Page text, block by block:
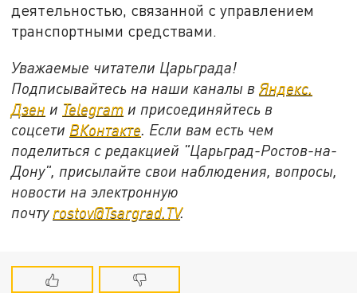
деятельностью, связанной с управлением
транспортными средствами.
Уважаемые читатели Царьграда!
Подписывайтесь на наши каналы вЯндекс.
Дзен и Telegram и присоединяйтесь в
соцсети ВКонтакте. Если вам есть чем
поделиться с редакцией "Царьград-Ростов-на-
Дону", присылайте свои наблюдения, вопросы,
новости на электронную
почту rostov@Tsargrad.ТV.